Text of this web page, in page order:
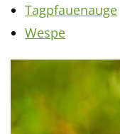
Tagpfauenauge
Wespe